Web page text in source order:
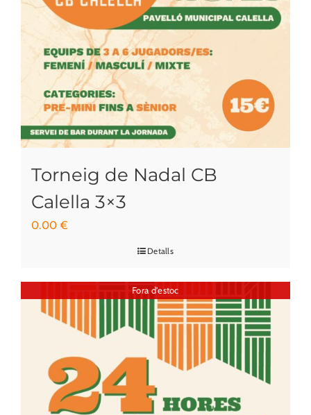
Torneig de Nadal CB
Calella 3×3
0.00€
Detalls
Fora d'estoc